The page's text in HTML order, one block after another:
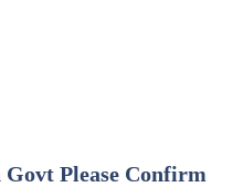
Please Confirm